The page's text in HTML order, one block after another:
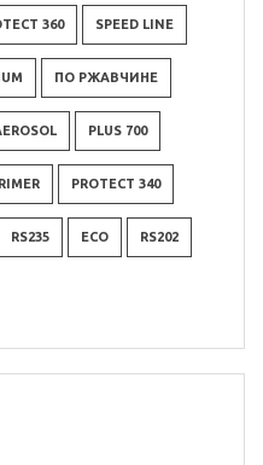
360 SPEED LINE
ПО РЖАВЧИНЕ
PLUS 700
PROTECT 340
RS235 ECO RS202